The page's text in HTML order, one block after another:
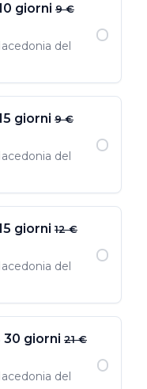
giorni 9 €
del
giorni 9 €
del
giorni 12 €
del
30 giorni 21 €
del